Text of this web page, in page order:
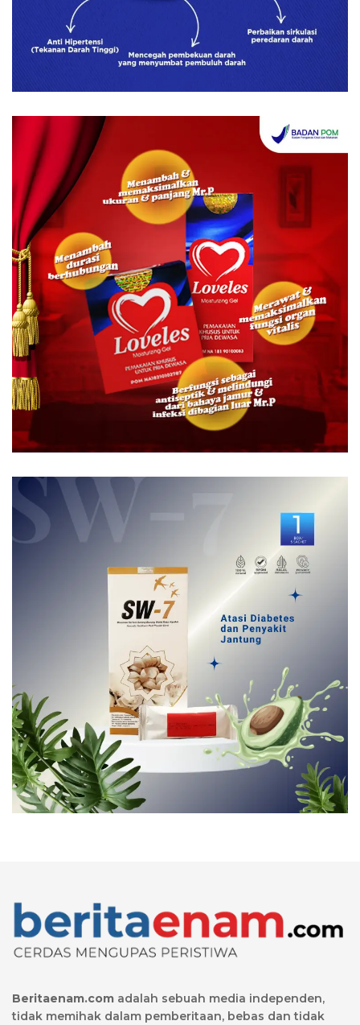
Beritaenam.com adalah sebuah media independen,
tidak memihak dalam pemberitaan, bebas dan tidak